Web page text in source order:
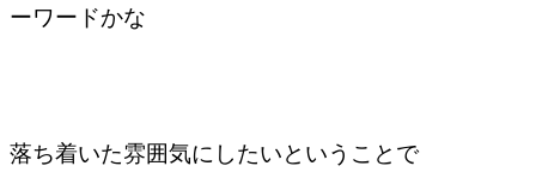
ーワードかな
落ち着いた雰囲気にしたいということで